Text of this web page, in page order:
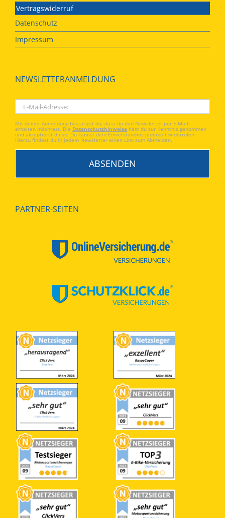
Vertragswiderruf
Datenschutz
Impressum
NEWSLETTERANMELDUNG
Mit deiner Anmeldung bestätigst du, dass du den Newsletter per E-Mail
erhalten möchtest. Die Datenschutzhinweise hast du zur Kenntnis genommen
und akzeptierst diese. Du kannst dein Einverständnis jederzeit widerrufen.
Hierzu findest du in jedem Newsletter einen Link zum Abmelden.
PARTNER-SEITEN